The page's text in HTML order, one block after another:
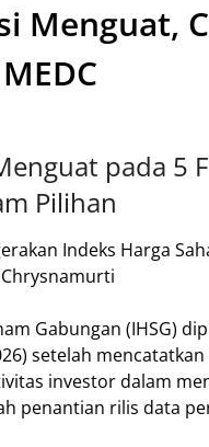
Menguat,
pada 5
Pilihan
Gabungan (IHSG)
setelah
investor dalam
penantian rilis data